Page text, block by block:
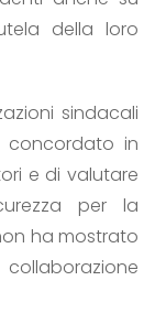
della loro
sindacali
concordato in
e di valutare
per la
ha mostrato